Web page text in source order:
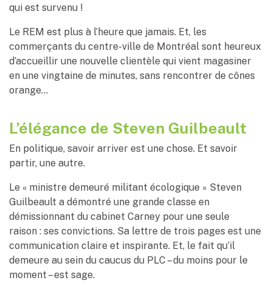
qui est survenu !
Le REM est plus à l’heure que jamais. Et, les
commerçants du centre-ville de Montréal sont heureux
d’accueillir une nouvelle clientèle qui vient magasiner
en une vingtaine de minutes, sans rencontrer de cônes
orange…
L’élégance de Steven Guilbeault
En politique, savoir arriver est une chose. Et savoir
partir, une autre.
Le « ministre demeuré militant écologique » Steven
Guilbeault a démontré une grande classe en
démissionnant du cabinet Carney pour une seule
raison : ses convictions. Sa lettre de trois pages est une
communication claire et inspirante. Et, le fait qu’il
demeure au sein du caucus du PLC – du moins pour le
moment – est sage.